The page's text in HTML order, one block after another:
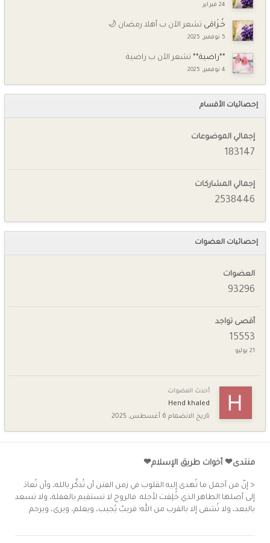
24 فبراير
خُـزَامَى تشعر الآن ب أهلا رمضان 🌙
5 نوفمبر, 2025
**راضية** تشعر الآن ب راضية
4 نوفمبر, 2025
إحصائيات الأقسام
إجمالي الموضوعات
183147
إجمالي المشاركات
2538446
إحصائيات العضوات
العضوات
93296
أقصى تواجد
15553
21 يوليو
أحدث العضوات
Hend khaled
تاريخ الانضمام 6 أغسطس, 2025
منتدى❤ أخوات طريق الإسلام❤
< إنّ من أجمل ما تُهدى إليه القلوب في زمن الفتن أن تُذكَّر بالله، وأن تُعادَ
إلى أصلها الطاهر الذي خُلِقت لأجله. فالروح لا تستقيم بالغفلة، ولا تسعد
بالبعد، ولا تُشفى إلا بالقرب من الله؛ قريبٌ يُجيب، ويعلم، ويرى، ويرحم